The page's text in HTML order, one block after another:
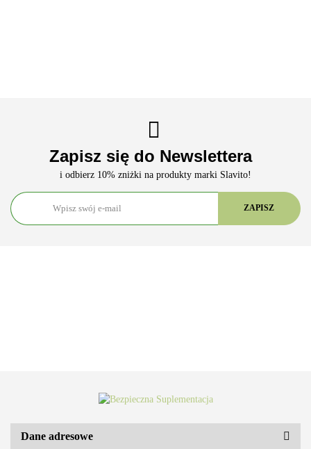
Zapisz się do Newslettera
i odbierz 10% zniżki na produkty marki Slavito!
Dane adresowe